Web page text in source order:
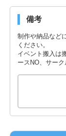
備考
制作や納品など
ください。
イベント搬入は
ースNO、サーク